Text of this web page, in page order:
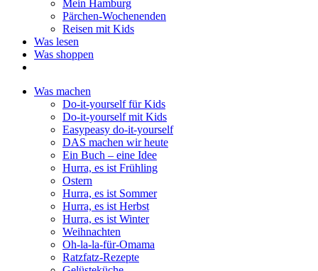
Mein Hamburg
Pärchen-Wochenenden
Reisen mit Kids
Was lesen
Was shoppen
Was machen
Do-it-yourself für Kids
Do-it-yourself mit Kids
Easypeasy do-it-yourself
DAS machen wir heute
Ein Buch – eine Idee
Hurra, es ist Frühling
Ostern
Hurra, es ist Sommer
Hurra, es ist Herbst
Hurra, es ist Winter
Weihnachten
Oh-la-la-für-Omama
Ratzfatz-Rezepte